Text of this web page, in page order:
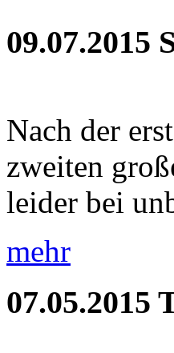
09.07.2015
Nach der
zweiten
leider bei
mehr
07.05.2015